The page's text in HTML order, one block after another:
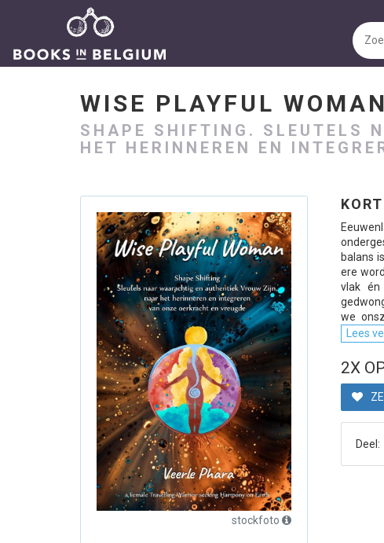
WISE PLAYFUL
SHAPE SHIFTING. SLEUTELS
HET HERINNEREN EN
stockfoto
balans
ere
vlak
we
Lees
2X
Deel: